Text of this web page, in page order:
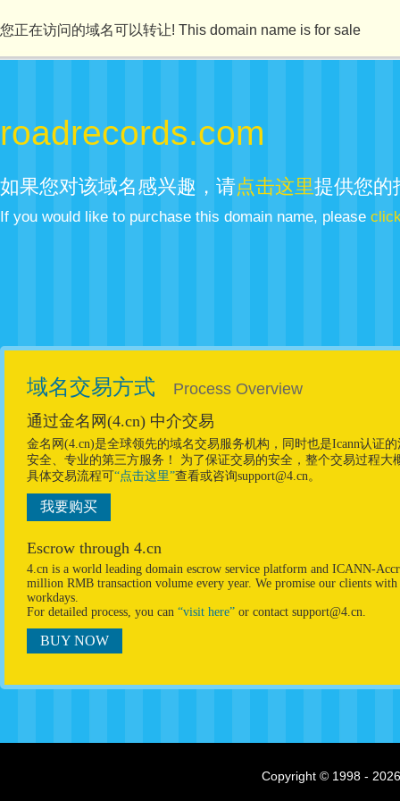
您正在访问的域名可以转让! This domain name is for sale
roadrecords.com
如果您对该域名感兴趣，请点击这里提供您的
If you would like to purchase this domain name, please
域名交易方式
Process Overview
通过金名网(4.cn) 中介交易
金名网(4.cn)是全球领先的域名交易服务机构，同时也是Icann认证
安全、专业的第三方服务！ 为了保证交易的安全，整个交易过程大
具体交易流程可“点击这里”查看或咨询support@4.cn。
我要购买
Escrow through 4.cn
4.cn is a world leading domain escrow service platform and ICANN-
million RMB transaction volume every year. We promise our clients
workdays.
For detailed process, you can “visit here” or contact support@4.cn.
BUY NOW
Copyright © 1998 -